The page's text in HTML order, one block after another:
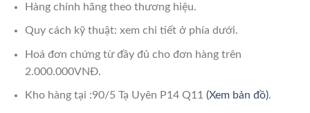
Hàng chính hãng theo thương hiệu.
Quy cách kỹ thuật: xem chi tiết ở phía dưới.
Hoá đơn chứng từ đầy đủ cho đơn hàng trên
2.000.000VNĐ.
Kho hàng tại :90/5 Tạ Uyên P14 Q11 (Xem bản đồ).